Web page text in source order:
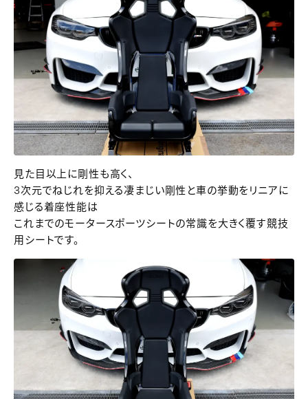
見た目以上に剛性も高く、
3次元でねじれを抑える凄まじい剛性と車の挙動をリニアに
感じる着座性能は
これまでのモータースポーツシートの常識を大きく覆す競技
用シートです。